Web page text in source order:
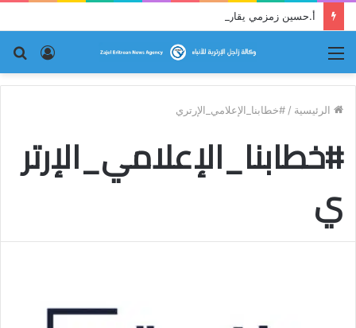
أ.حسين زمزمي يقارع النظام حجة بحجة
تسجيل
الدخول
الرئيسية / #خطابنا_الإعلامي_الإرتري
#خطابنا_الإعلامي_الإرتر
ي